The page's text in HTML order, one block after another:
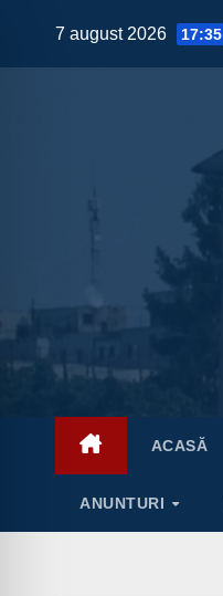
7 august 2026 17:35
ACASĂ
ANUNTURI